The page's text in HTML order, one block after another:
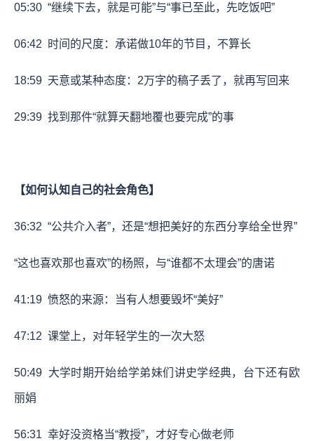
05:30 “继续下去，就是可能”与“事已至此，先吃饭吧”
06:42 时间的尺度：承诺做10年的节目，不算长
18:59 天意或某种态度：2万字的稿子丢了，就再写回来
29:39 找到那件“就算天翻地覆也要完成”的事
【如何认知自己的社会角色】
36:32 “公共介入者”，还是“想把美好的东西分享给全世界”
“这也喜欢那也喜欢”的杨照，与“谁都不太理会”的唐诺
41:19 愤怒的来源：当有人想要毁坏“美好”
47:12 课堂上，对年轻学生的一次大怒
50:49 大学时期开始给学弟妹们讲史学经典，台下还有欧
丽娟
56:31 幸好没资格当“教授”，才好专心做老师